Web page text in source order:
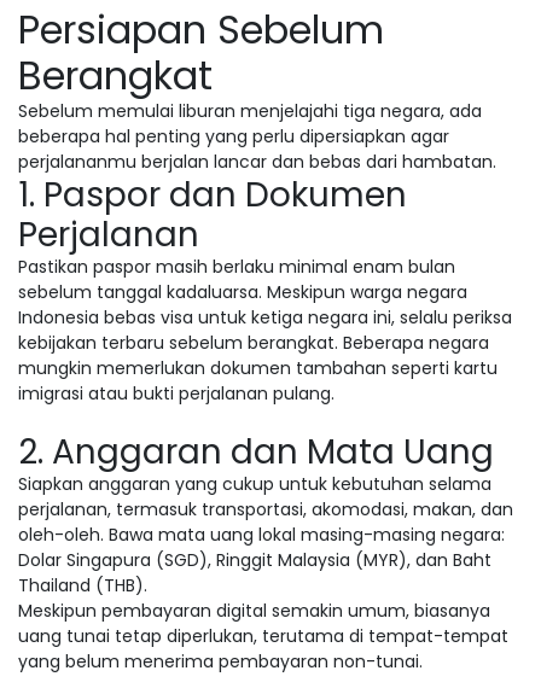
Persiapan Sebelum
Berangkat
Sebelum memulai liburan menjelajahi tiga negara, ada
beberapa hal penting yang perlu dipersiapkan agar
perjalananmu berjalan lancar dan bebas dari hambatan.
1. Paspor dan Dokumen
Perjalanan
Pastikan paspor masih berlaku minimal enam bulan
sebelum tanggal kadaluarsa. Meskipun warga negara
Indonesia bebas visa untuk ketiga negara ini, selalu periksa
kebijakan terbaru sebelum berangkat. Beberapa negara
mungkin memerlukan dokumen tambahan seperti kartu
imigrasi atau bukti perjalanan pulang.
2. Anggaran dan Mata Uang
Siapkan anggaran yang cukup untuk kebutuhan selama
perjalanan, termasuk transportasi, akomodasi, makan, dan
oleh-oleh. Bawa mata uang lokal masing-masing negara:
Dolar Singapura (SGD), Ringgit Malaysia (MYR), dan Baht
Thailand (THB).
Meskipun pembayaran digital semakin umum, biasanya
uang tunai tetap diperlukan, terutama di tempat-tempat
yang belum menerima pembayaran non-tunai.